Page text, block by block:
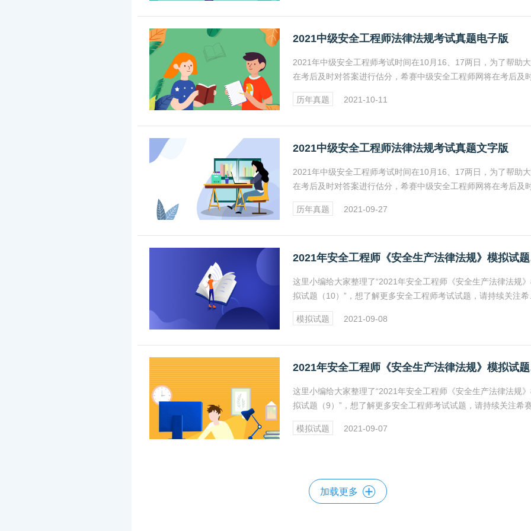
2021中级安全工程师法律法规考试真题电子版
2021年中级安全工程师考试时间在10月16、17两日，为了帮助
在考后及时对答案进行估分，希赛中级安全工程师网将在考后及时
享2021年中级安全工程师《安全生产法律法规》考试真题及答案
位考生收藏此网页关注更新。
历年真题 2021-10-11
2021中级安全工程师法律法规考试真题文字版
2021年中级安全工程师考试时间在10月16、17两日，为了帮助
在考后及时对答案进行估分，希赛中级安全工程师网将在考后及时
享2021年中级安全工程师《安全生产法律法规》考试真题及答案
位考生收藏此网页关注更新。
历年真题 2021-09-27
这里小编给大家整理了“2021年安全工程师《安全生产法律法规
拟试题（10）”，想了解更多安全工程师考试试题，请持续关注希
网安全工程师考试频道。
模拟试题
2021-09-08
这里小编给大家整理了“2021年安全工程师《安全生产法律法规
拟试题（9）”，想了解更多安全工程师考试试题，请持续关注希赛
安全工程师考试频道。
模拟试题
2021-09-07
加载更多